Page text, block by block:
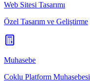
Web Sitesi Tasarımı
Özel Tasarım ve Geliştirme
Muhasebe
Coklu Platform Muhasebesi